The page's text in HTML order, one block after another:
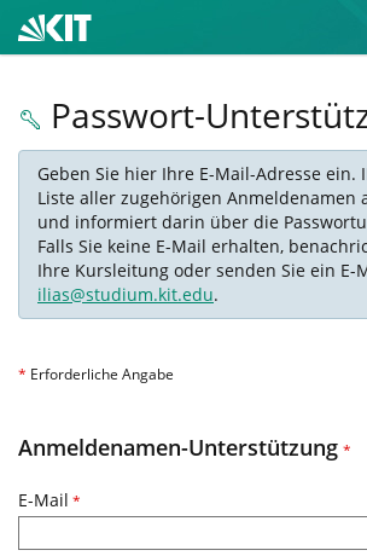
Passwort-
Geben Sie hier Ihre E-Mail-Adresse ein.
Liste aller zugehörigen Anmeldenamen
und informiert darin über die
Falls Sie keine E-Mail erhalten,
Ihre Kursleitung oder senden Sie ein E-
ilias@studium.kit.edu.
* Erforderliche Angabe
Anmeldenamen-Unterstützung *
E-Mail *